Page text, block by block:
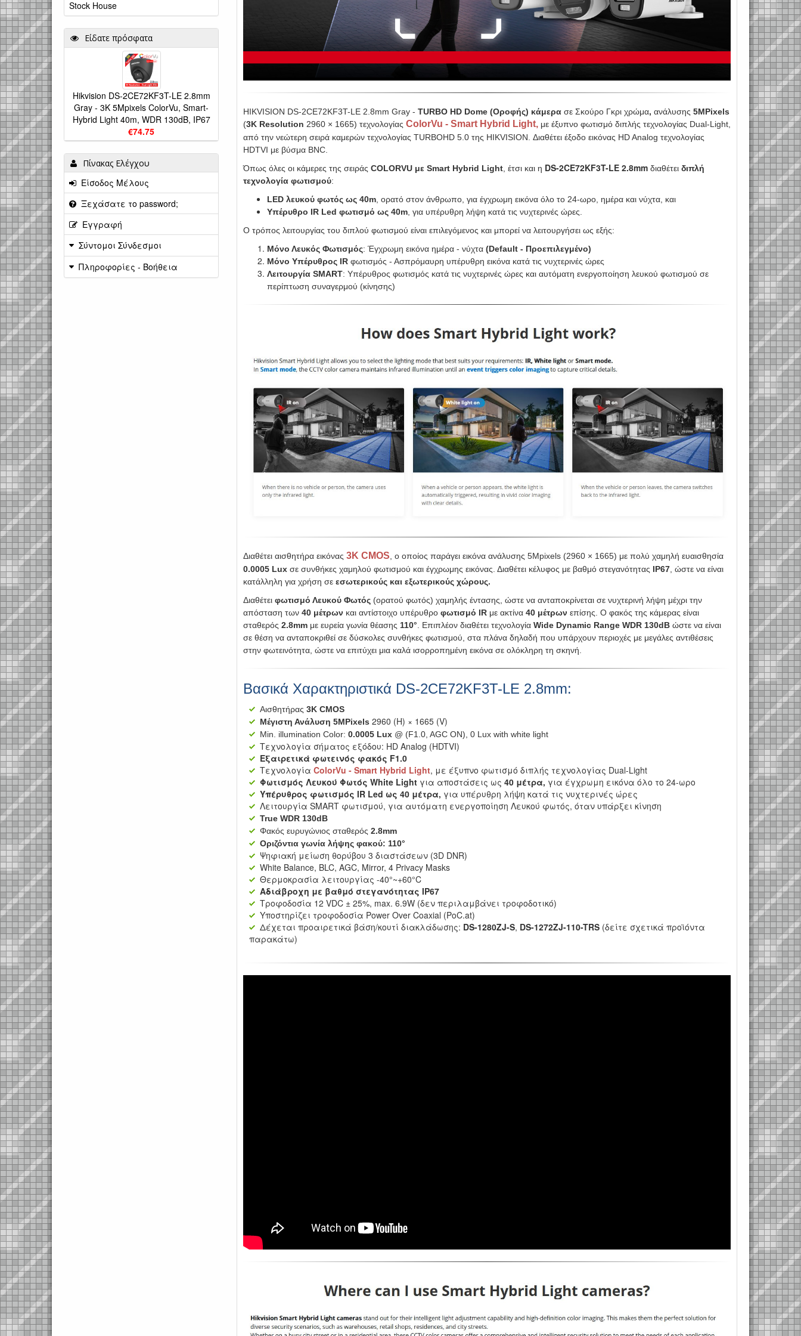
HIKVISION DS-2CE72KF3T-LE 2.8mm Gray - TURBO HD Dome (Οροφής) κάμερα σε Σκούρο Γκρι χρώμα, ανάλυσης 5MPixels
(3K Resolution 2960 × 1665) τεχνολογίας ColorVu - Smart Hybrid Light, με έξυπνο φωτισμό διπλής τεχνολογίας Dual-Light,
από την νεώτερη σειρά καμερών τεχνολογίας TURBOHD 5.0 της HIKVISION. Διαθέτει έξοδο εικόνας HD Analog τεχνολογίας
HDTVI με βύσμα BNC.
Όπως όλες οι κάμερες της σειράς COLORVU με Smart Hybrid Light, έτσι και η DS-2CE72KF3T-LE 2.8mm διαθέτει διπλή
τεχνολογία φωτισμού:
LED λευκού φωτός ως 40m, ορατό στον άνθρωπο, για έγχρωμη εικόνα όλο το 24-ωρο, ημέρα και νύχτα, και
Υπέρυθρο IR Led φωτισμό ως 40m, για υπέρυθρη λήψη κατά τις νυχτερινές ώρες.
Ο τρόπος λειτουργίας του διπλού φωτισμού είναι επιλεγόμενος και μπορεί να λειτουργήσει ως εξής:
Μόνο Λευκός Φωτισμός: Έγχρωμη εικόνα ημέρα - νύχτα (Default - Προεπιλεγμένο)
Μόνο Υπέρυθρος IR φωτισμός - Ασπρόμαυρη υπέρυθρη εικόνα κατά τις νυχτερινές ώρες
Λειτουργία SMART: Υπέρυθρος φωτισμός κατά τις νυχτερινές ώρες και αυτόματη ενεργοποίηση λευκού φωτισμού σε
περίπτωση συναγερμού (κίνησης)
Διαθέτει αισθητήρα εικόνας 3K CMOS, ο οποίος παράγει εικόνα ανάλυσης 5Mpixels (2960 × 1665) με πολύ χαμηλή ευαισθησία
0.0005 Lux σε συνθήκες χαμηλού φωτισμού και έγχρωμης εικόνας. Διαθέτει κέλυφος με βαθμό στεγανότητας IP67, ώστε να είναι
κατάλληλη για χρήση σε εσωτερικούς και εξωτερικούς χώρους.
Διαθέτει φωτισμό Λευκού Φωτός (ορατού φωτός) χαμηλής έντασης, ώστε να ανταποκρίνεται σε νυχτερινή λήψη μέχρι την
απόσταση των 40 μέτρων και αντίστοιχο υπέρυθρο φωτισμό IR με ακτίνα 40 μέτρων επίσης. Ο φακός της κάμερας είναι
σταθερός 2.8mm με ευρεία γωνία θέασης 110°. Επιπλέον διαθέτει τεχνολογία Wide Dynamic Range WDR 130dB ώστε να είναι
σε θέση να ανταποκριθεί σε δύσκολες συνθήκες φωτισμού, στα πλάνα δηλαδή που υπάρχουν περιοχές με μεγάλες αντιθέσεις
στην φωτεινότητα, ώστε να επιτύχει μια καλά ισορροπημένη εικόνα σε ολόκληρη τη σκηνή.
Βασικά Χαρακτηριστικά DS-2CE72KF3T-LE 2.8mm:
Αισθητήρας 3K CMOS
Μέγιστη Ανάλυση 5MPixels 2960 (H) × 1665 (V)
Min. illumination Color: 0.0005 Lux @ (F1.0, AGC ON), 0 Lux with white light
Τεχνολογία σήματος εξόδου: HD Analog (HDTVI)
Εξαιρετικά φωτεινός φακός F1.0
Τεχνολογία ColorVu - Smart Hybrid Light, με έξυπνο φωτισμό διπλής τεχνολογίας Dual-Light
Φωτισμός Λευκού Φωτός White Light για αποστάσεις ως 40 μέτρα, για έγχρωμη εικόνα όλο το 24-ωρο
Υπέρυθρος φωτισμός IR Led ως 40 μέτρα, για υπέρυθρη λήψη κατά τις νυχτερινές ώρες
Λειτουργία SMART φωτισμού, για αυτόματη ενεργοποίηση Λευκού φωτός, όταν υπάρξει κίνηση
True WDR 130dB
Φακός ευρυγώνιος σταθερός 2.8mm
Οριζόντια γωνία λήψης φακού: 110°
Ψηφιακή μείωση θορύβου 3 διαστάσεων (3D DNR)
White Balance, BLC, AGC, Mirror, 4 Privacy Masks
Θερμοκρασία λειτουργίας -40°~+60°C
Αδιάβροχη με βαθμό στεγανότητας IP67
Τροφοδοσία 12 VDC ± 25%, max. 6.9W (δεν περιλαμβάνει τροφοδοτικό)
Υποστηρίζει τροφοδοσία Power Over Coaxial (PoC.at)
Δέχεται προαιρετικά βάση/κουτί διακλάδωσης: DS-1280ZJ-S, DS-1272ZJ-110-TRS (δείτε σχετικά προϊόντα
παρακάτω)
Stock House
Είδατε πρόσφατα
Hikvision DS-2CE72KF3T-LE 2.8mm
Gray - 3K 5Mpixels ColorVu, Smart-
Hybrid Light 40m, WDR 130dB, IP67
€74.75
Πίνακας Ελέγχου
Είσοδος Μέλους
Ξεχάσατε το password;
Εγγραφή
Σύντομοι Σύνδεσμοι
Πληροφορίες - Βοήθεια